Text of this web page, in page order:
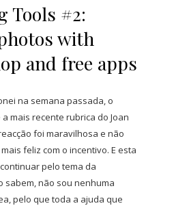
Tools #2:
with
and free apps
na semana passada, o
a mais recente rubrica do Joan
foi maravilhosa e não
feliz com o incentivo. E esta
pelo tema da
sabem, não sou nenhuma
pelo que toda a ajuda que